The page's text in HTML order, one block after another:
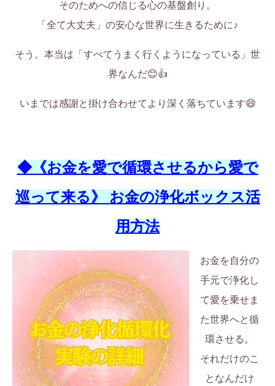
そのためへの信じる心の基盤創り。
「全て大丈夫」の安心な世界に生きるために♪
そう。本当は「すべてうまく行くようになっている」世
界なんだ😊👍
いまでは感謝と掛け合わせてより深く落ちています😄
◆《お金を愛で循環させるから愛で
巡って来る》 お金の浄化ボックス活
用方法
お金を自分の
手元で浄化し
て愛を乗せま
た世界へと循
環させる。
それだけのこ
となんだけ